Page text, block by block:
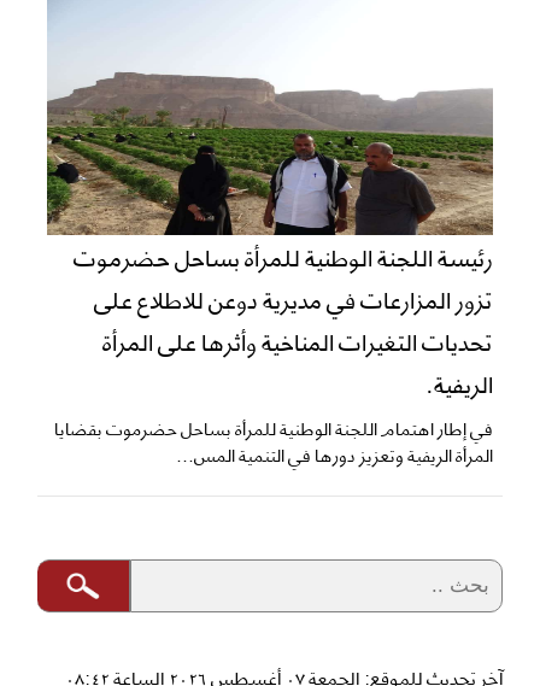
رئيسة اللجنة الوطنية للمرأة بساحل حضرموت
تزور المزارعات في مديرية دوعن للاطلاع على
تحديات التغيرات المناخية وأثرها على المرأة
الريفية.
في إطار اهتمام اللجنة الوطنية للمرأة بساحل حضرموت بقضايا
المرأة الريفية وتعزيز دورها في التنمية المس...
آخر تحديث للموقع: الجمعة ٠٧ أغسطس ٢٠٢٦ الساعة ٠٨:٤٢